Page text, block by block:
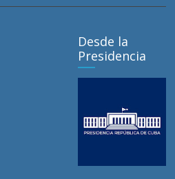
Desde la
Presidencia